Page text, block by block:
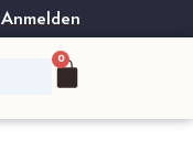
Anmelden
0